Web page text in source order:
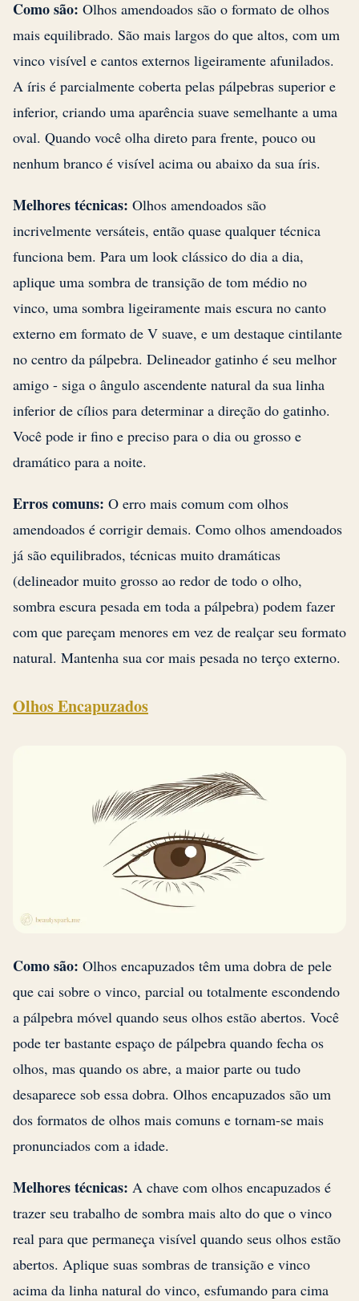
Como são: Olhos amendoados são o formato de olhos
mais equilibrado. São mais largos do que altos, com um
vinco visível e cantos externos ligeiramente afunilados.
A íris é parcialmente coberta pelas pálpebras superior e
inferior, criando uma aparência suave semelhante a uma
oval. Quando você olha direto para frente, pouco ou
nenhum branco é visível acima ou abaixo da sua íris.
Melhores técnicas: Olhos amendoados são
incrivelmente versáteis, então quase qualquer técnica
funciona bem. Para um look clássico do dia a dia,
aplique uma sombra de transição de tom médio no
vinco, uma sombra ligeiramente mais escura no canto
externo em formato de V suave, e um destaque cintilante
no centro da pálpebra. Delineador gatinho é seu melhor
amigo - siga o ângulo ascendente natural da sua linha
inferior de cílios para determinar a direção do gatinho.
Você pode ir fino e preciso para o dia ou grosso e
dramático para a noite.
Erros comuns: O erro mais comum com olhos
amendoados é corrigir demais. Como olhos amendoados
já são equilibrados, técnicas muito dramáticas
(delineador muito grosso ao redor de todo o olho,
sombra escura pesada em toda a pálpebra) podem fazer
com que pareçam menores em vez de realçar seu formato
natural. Mantenha sua cor mais pesada no terço externo.
Olhos Encapuzados
Como são: Olhos encapuzados têm uma dobra de pele
que cai sobre o vinco, parcial ou totalmente escondendo
a pálpebra móvel quando seus olhos estão abertos. Você
pode ter bastante espaço de pálpebra quando fecha os
olhos, mas quando os abre, a maior parte ou tudo
desaparece sob essa dobra. Olhos encapuzados são um
dos formatos de olhos mais comuns e tornam-se mais
pronunciados com a idade.
Melhores técnicas: A chave com olhos encapuzados é
trazer seu trabalho de sombra mais alto do que o vinco
real para que permaneça visível quando seus olhos estão
abertos. Aplique suas sombras de transição e vinco
acima da linha natural do vinco, esfumando para cima